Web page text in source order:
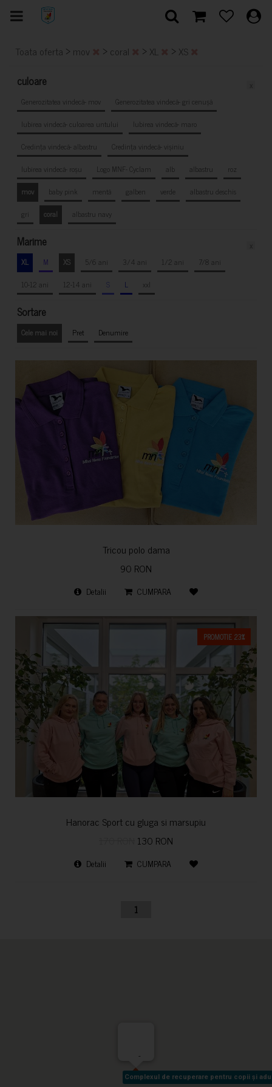
Toata oferta > mov > coral > XL > XS
culoare
Generozitatea vindecă- mov
Generozitatea vindecă- gri cenușă
Iubirea vindecă- culoarea untului
Iubirea vindecă- maro
Credința vindecă- albastru
Credința vindecă- vișiniu
Iubirea vindecă- roșu
Logo MNF- Cyclam alb albastru
roz
mov
baby pink mentă galben verde
albastru deschis
gri
coral albastru navy
Marime
XL M XS 5/6 ani 3/4 ani 1/2 ani
7/8 ani
10-12 ani
12-14 ani S L xxl
Sortare
Cele mai noi Pret Denumire
Tricou polo dama
90 RON
Detalii CUMPARA
PROMOTIE 23%
Hanorac Sport cu gluga si marsupiu
130 RON
Detalii CUMPARA
1
Complexul de recuperare pentru copii și
Complexul de recuperare pentru copii și
-